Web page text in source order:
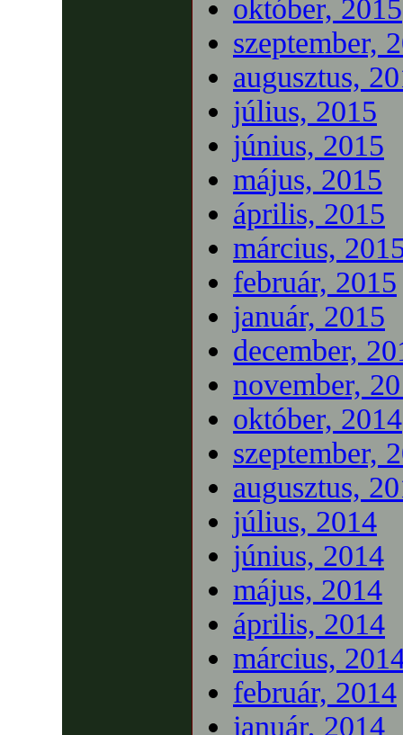
október, 2015
szeptember,
augusztus,
július, 2015
június, 2015
május, 2015
április, 2015
március,
február, 2015
január, 2015
december,
november,
október, 2014
szeptember,
augusztus,
július, 2014
június, 2014
május, 2014
április, 2014
március,
február, 2014
január, 2014